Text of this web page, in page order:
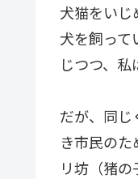
犬猫をいじ
犬を飼って
じつつ、
だが、同じ
き市民の
リ坊（猪